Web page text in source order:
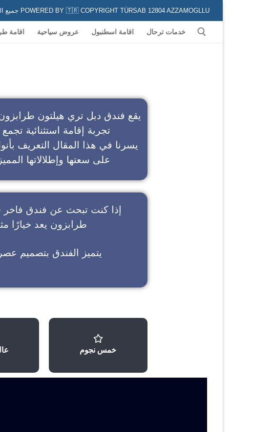
POWERED BY 🇹🇷 COPYRIGHT TÜRSAB 12804 AZZAMOGLLU جميع الخدمات السياحية في كافة المناطق و المدن التركية لكل من يعشق السياحة في تركيا
خدمات ترحال اقامة اسطنبول عروض سياحية اقامة
يقع فندق دبل تري هيلتون
تجربة إقامة استثنائية
يسرنا في هذا المقال التعريف
على سعتها وإطلالاتها
إذا كنت تبحث عن فندق
طرابزون يعد خيارًا
يتميز الفندق بتصميم
خمس نجوم